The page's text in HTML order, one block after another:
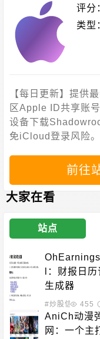
评分
类型
【每日更新】提供
区Apple ID共享账
设备下载
免iCloud登录风险。
前往
大家在看
站点
l：财报日历
生成器
#炒股信息 455
AniCh动漫
网：一个主